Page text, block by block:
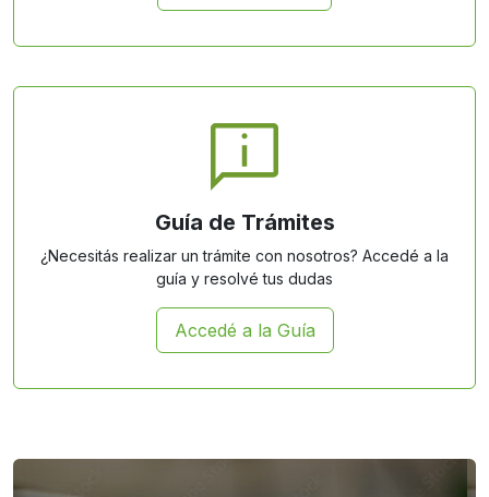
Guía de Trámites
¿Necesitás realizar un trámite con nosotros? Accedé a la
guía y resolvé tus dudas
Accedé a la Guía